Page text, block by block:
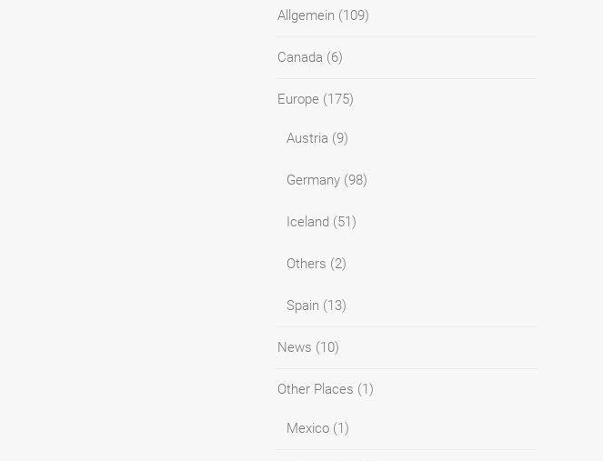
Allgemein (109)
Canada (6)
Europe (175)
Austria (9)
Germany (98)
Iceland (51)
Others (2)
Spain (13)
News (10)
Other Places (1)
Mexico (1)